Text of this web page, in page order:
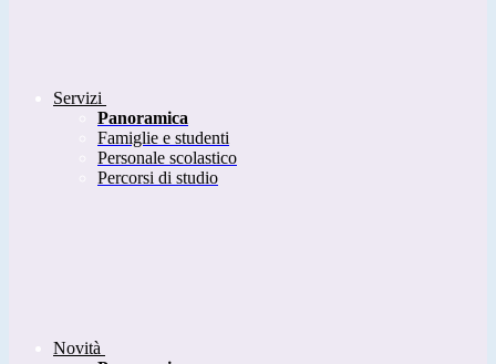
Servizi
Panoramica
Famiglie e studenti
Personale scolastico
Percorsi di studio
Novità